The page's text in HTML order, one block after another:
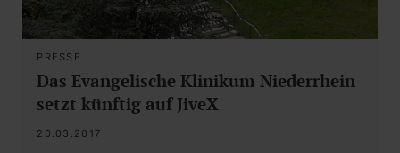
PRESSE
Das Evangelische Klinikum Niederrhein
setzt künftig auf JiveX
20.03.2017